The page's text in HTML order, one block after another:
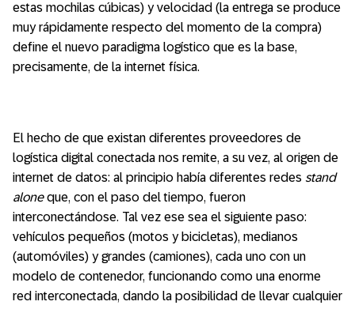
estas mochilas cúbicas) y velocidad (la entrega se produce
muy rápidamente respecto del momento de la compra)
define el nuevo paradigma logístico que es la base,
precisamente, de la internet física.
El hecho de que existan diferentes proveedores de
logística digital conectada nos remite, a su vez, al origen de
internet de datos: al principio había diferentes redes stand
aloneque, con el paso del tiempo, fueron
interconectándose. Tal vez ese sea el siguiente paso:
vehículos pequeños (motos y bicicletas), medianos
(automóviles) y grandes (camiones), cada uno con un
modelo de contenedor, funcionando como una enorme
red interconectada, dando la posibilidad de llevar cualquier